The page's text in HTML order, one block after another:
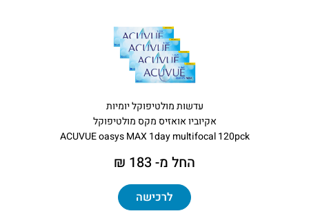
עדשות מולטיפוקל יומיות
אקיוביו אואזיס מקס מולטיפוקל
ACUVUE oasys MAX 1day multifocal 120pck
החל מ- 183 ₪
לרכישה